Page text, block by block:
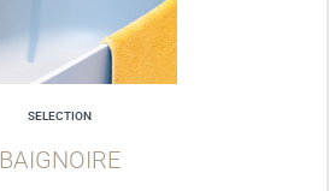
SELECTION
BAIGNOIRE